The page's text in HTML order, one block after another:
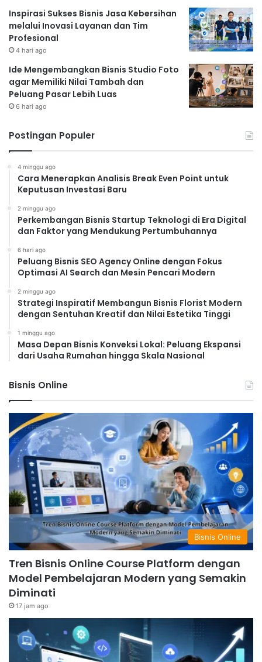
Inspirasi Sukses Bisnis Jasa Kebersihan
melalui Inovasi Layanan dan Tim
Profesional
4 hari ago
Ide Mengembangkan Bisnis Studio Foto
agar Memiliki Nilai Tambah dan
Peluang Pasar Lebih Luas
6 hari ago
Postingan Populer
4 minggu ago
Cara Menerapkan Analisis Break Even Point untuk
Keputusan Investasi Baru
2 minggu ago
Perkembangan Bisnis Startup Teknologi di Era Digital
dan Faktor yang Mendukung Pertumbuhannya
6 hari ago
Peluang Bisnis SEO Agency Online dengan Fokus
Optimasi AI Search dan Mesin Pencari Modern
2 minggu ago
Strategi Inspiratif Membangun Bisnis Florist Modern
dengan Sentuhan Kreatif dan Nilai Estetika Tinggi
1 minggu ago
Masa Depan Bisnis Konveksi Lokal: Peluang Ekspansi
dari Usaha Rumahan hingga Skala Nasional
Bisnis Online
Bisnis Online
Tren Bisnis Online Course Platform dengan
Model Pembelajaran Modern yang Semakin
Diminati
17 jam ago